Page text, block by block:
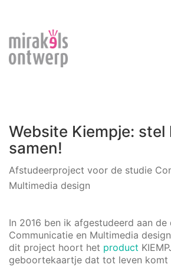
Website Kiempje: stel
samen!
Afstudeerproject voor de studie
Multimedia design
In 2016 ben ik afgestudeerd aan
Communicatie en Multimedia
dit project hoort het product
geboortekaartje dat tot leven komt